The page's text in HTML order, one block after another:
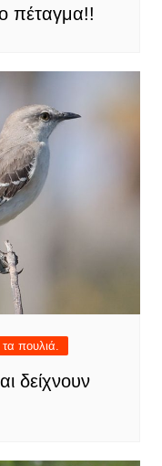
πέταγμα!!
πουλιά.
δείχνουν